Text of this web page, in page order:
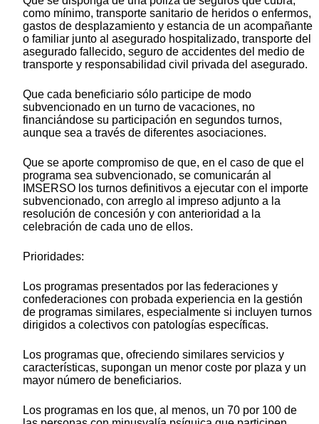
como mínimo, transporte sanitario de heridos o enfermos,
gastos de desplazamiento y estancia de un acompañante
o familiar junto al asegurado hospitalizado, transporte del
asegurado fallecido, seguro de accidentes del medio de
transporte y responsabilidad civil privada del asegurado.
Que cada beneficiario sólo participe de modo
subvencionado en un turno de vacaciones, no
financiándose su participación en segundos turnos,
aunque sea a través de diferentes asociaciones.
Que se aporte compromiso de que, en el caso de que el
programa sea subvencionado, se comunicarán al
IMSERSO los turnos definitivos a ejecutar con el importe
subvencionado, con arreglo al impreso adjunto a la
resolución de concesión y con anterioridad a la
celebración de cada uno de ellos.
Prioridades:
Los programas presentados por las federaciones y
confederaciones con probada experiencia en la gestión
de programas similares, especialmente si incluyen turnos
dirigidos a colectivos con patologías específicas.
Los programas que, ofreciendo similares servicios y
características, supongan un menor coste por plaza y un
mayor número de beneficiarios.
Los programas en los que, al menos, un 70 por 100 de